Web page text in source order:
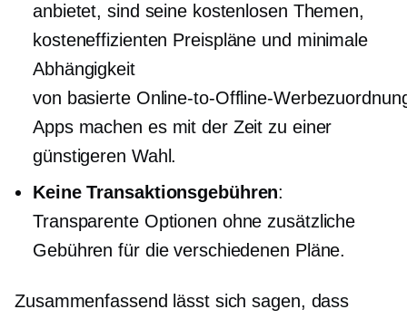
anbietet, sind seine kostenlosen Themen,
kosteneffizienten Preispläne und minimale
Abhängigkeit
von basierte Online-to-Offline-
Apps machen es mit der Zeit zu einer
günstigeren Wahl.
Keine Transaktionsgebühren:
Transparente Optionen ohne zusätzliche
Gebühren für die verschiedenen Pläne.
Zusammenfassend lässt sich sagen, dass